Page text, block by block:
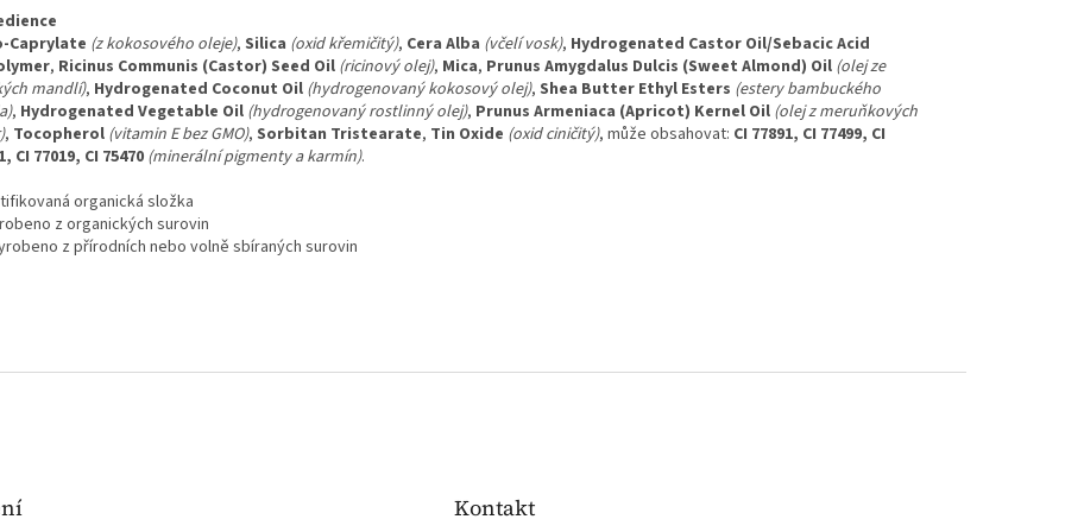
Caprylate (z kokosového oleje), Silica (oxid křemičitý), Cera Alba (včelí vosk), Hydrogenated Castor Oil/Sebacic Acid
, Ricinus Communis (Castor) Seed Oil (ricinový olej), Mica, Prunus Amygdalus Dulcis (Sweet Almond) Oil (olej ze
mandlí), Hydrogenated Coconut Oil (hydrogenovaný kokosový olej), Shea Butter Ethyl Esters (estery bambuckého
, Hydrogenated Vegetable Oil (hydrogenovaný rostlinný olej), Prunus Armeniaca (Apricot) Kernel Oil (olej z meruňkových
, Tocopherol (vitamin E bez GMO), Sorbitan Tristearate, Tin Oxide (oxid ciničitý), může obsahovat: CI 77891, CI 77499, CI
CI 77019, CI 75470 (minerální pigmenty a karmín).
organická složka
z organických surovin
z přírodních nebo volně sbíraných surovin
Kontakt